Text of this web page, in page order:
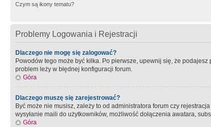
Czym są ikony tematu?
Problemy Logowania i Rejestracji
Dlaczego nie mogę się zalogować?
Powodów tego może być kilka. Po pierwsze, upewnij się, że
problem leży w błędnej konfiguracji forum.
Góra
Dlaczego muszę się zarejestrować?
Być może nie musisz, zależy to od administratora forum czy
wysyłanie maili do użytkowników, możliwość dołączenia awatara,
Góra